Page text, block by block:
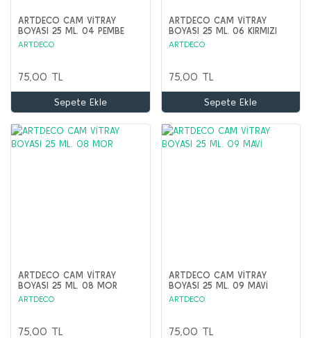
ARTDECO CAM VİTRAY
BOYASI 25 ML. 04 PEMBE
ARTDECO
75,00 TL
Sepete Ekle
ARTDECO CAM VİTRAY
BOYASI 25 ML. 06 KIRMIZI
ARTDECO
75,00 TL
Sepete Ekle
ARTDECO CAM VİTRAY
BOYASI 25 ML. 08 MOR
ARTDECO
75,00 TL
ARTDECO CAM VİTRAY
BOYASI 25 ML. 09 MAVİ
ARTDECO
75,00 TL